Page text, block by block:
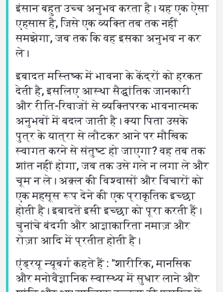
इंसान बहुत उच्च अनुभव करता है। यह एक ऐसा
एहसास है, जिसे एक व्यक्ति तब तक नहीं
समझेगा, जब तक कि वह इसका अनुभव न कर
ले।
इबादत मस्तिष्क में भावना के केंद्रों को हरकत
देती है, इसलिए आस्था सैद्धांतिक जानकारी
और रीति-रिवाजों से व्यक्तिपरक भावनात्मक
अनुभवों में बदल जाती है। क्या पिता उसके
पुत्र के यात्रा से लौटकर आने पर मौखिक
स्वागत करने से संतुष्ट हो जाएगा? वह तब तक
शांत नहीं होगा, जब तक उसे गले न लगा ले और
चूम न ले। अक़्ल की विश्वासों और विचारों को
एक महसूस रूप देने की एक प्राकृतिक इच्छा
होती है। इबादतें इसी इच्छा को पूरा करती हैं।
चुनांचे बंदगी और आज्ञाकारिता नमाज़ और
रोज़ा आदि में प्रतीत होती है।
एंड्रयू न्यूबर्ग कहते हैं : ''शारीरिक, मानसिक
और मनोवैज्ञानिक स्वास्थ्य में सुधार लाने और